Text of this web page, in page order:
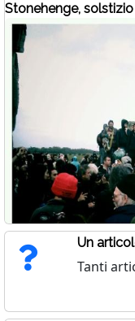
Stonehenge,
Un
Tanti